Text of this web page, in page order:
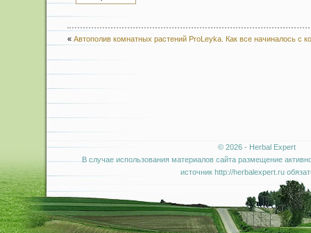
« Автополив комнатных растений ProLeyka. Как все начиналось с
© 2026 - Herbal Expert
В случае использования материалов сайта размещение
источник http://herbalexpert.ru